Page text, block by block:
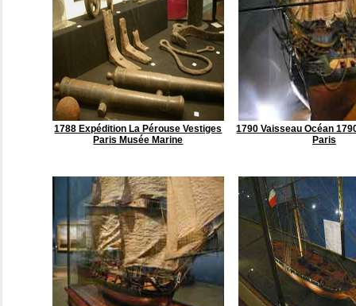
1788 Expédition La Pérouse Vestiges
Paris Musée Marine
1790 Vaisseau Océan
Paris